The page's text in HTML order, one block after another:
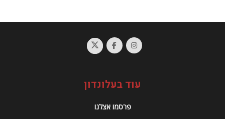
עוד בעלונדון
פרסמו אצלנו